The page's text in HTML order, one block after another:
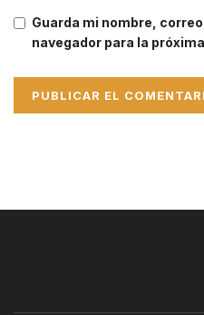
Guarda mi nombre,
navegador para la